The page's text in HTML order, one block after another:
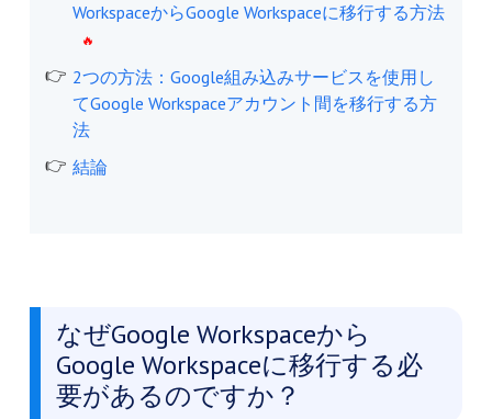
WorkspaceからGoogle Workspaceに移行する方法
2つの方法：Google組み込みサービスを使用し
てGoogle Workspaceアカウント間を移行する方
法
結論
なぜGoogle Workspaceから
Google Workspaceに移行する必
要があるのですか？